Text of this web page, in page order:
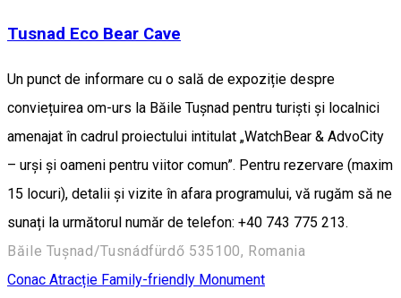
Tusnad Eco Bear Cave
Un punct de informare cu o sală de expoziție despre
conviețuirea om-urs la Băile Tușnad pentru turiști și localnici
amenajat în cadrul proiectului intitulat „WatchBear & AdvoCity
– urși și oameni pentru viitor comun”. Pentru rezervare (maxim
15 locuri), detalii și vizite în afara programului, vă rugăm să ne
sunați la următorul număr de telefon: +40 743 775 213.
Băile Tușnad/Tusnádfürdő 535100, Romania
Conac Atracție Family-friendly Monument